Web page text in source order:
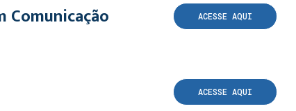
Comunicação ACESSE AQUI
ACESSE AQUI